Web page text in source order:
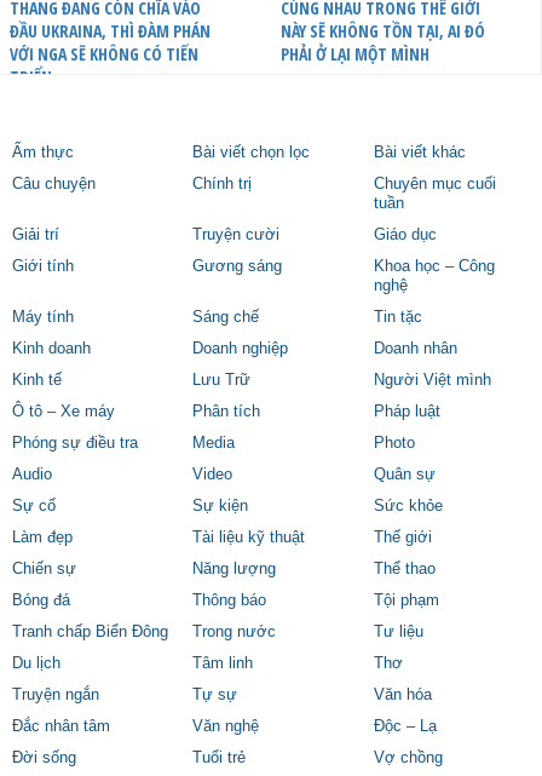
THANG ĐANG CÒN CHĨA VÀO
ĐẦU UKRAINA, THÌ ĐÀM PHÁN
VỚI NGA SẼ KHÔNG CÓ TIẾN
TRIỂN
CÙNG NHAU TRONG THẾ GIỚI
NÀY SẼ KHÔNG TỒN TẠI, AI ĐÓ
PHẢI Ở LẠI MỘT MÌNH
Ẩm thực Bài viết chọn lọc
Bài viết khác
Câu chuyện
Chính trị
Chuyên mục cuối
tuần
Giải trí
Truyện cười
Giáo dục
Giới tính
Gương sáng
Khoa học – Công
nghệ
Máy tính
Sáng chế
Tin tặc
Kinh doanh
Doanh nghiệp
Doanh nhân
Kinh tế
Lưu Trữ
Người Việt mình
Ô tô – Xe máy
Phân tích
Pháp luật
Phóng sự điều tra
Media
Photo
Audio
Video
Quân sự
Sự cố
Sự kiện
Sức khỏe
Làm đẹp
Tài liệu kỹ thuật
Thế giới
Chiến sự
Năng lượng
Thể thao
Bóng đá
Thông báo
Tội phạm
Tranh chấp Biển Đông
Trong nước
Tư liệu
Du lịch
Tâm linh
Thơ
Truyện ngắn
Tự sự
Văn hóa
Đắc nhân tâm
Văn nghệ
Độc – Lạ
Đời sống
Tuổi trẻ Vợ chồng